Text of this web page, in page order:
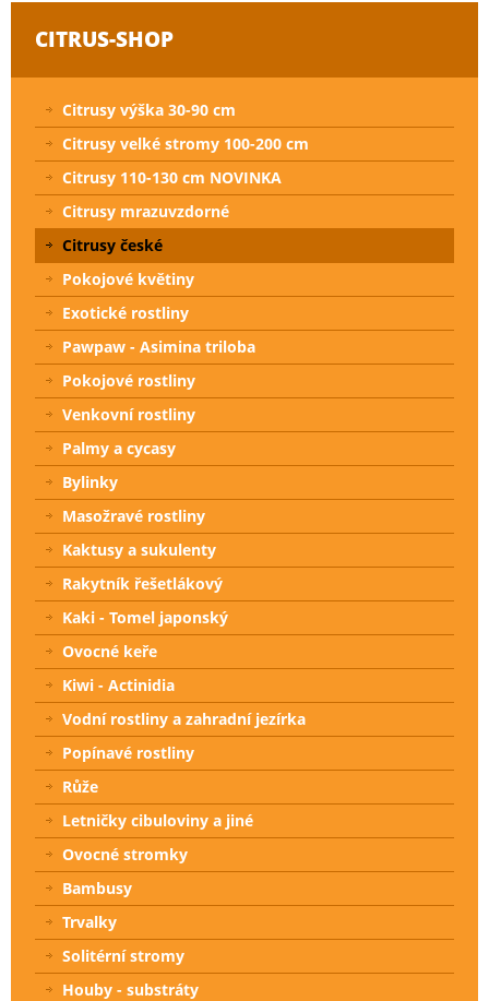
CITRUS-SHOP
Citrusy výška 30-90 cm
Citrusy velké stromy 100-200 cm
Citrusy 110-130 cm NOVINKA
Citrusy mrazuvzdorné
Citrusy české
Pokojové květiny
Exotické rostliny
Pawpaw - Asimina triloba
Pokojové rostliny
Venkovní rostliny
Palmy a cycasy
Bylinky
Masožravé rostliny
Kaktusy a sukulenty
Rakytník řešetlákový
Kaki - Tomel japonský
Ovocné keře
Kiwi - Actinidia
Vodní rostliny a zahradní jezírka
Popínavé rostliny
Růže
Letničky cibuloviny a jiné
Ovocné stromky
Bambusy
Trvalky
Solitérní stromy
Houby - substráty